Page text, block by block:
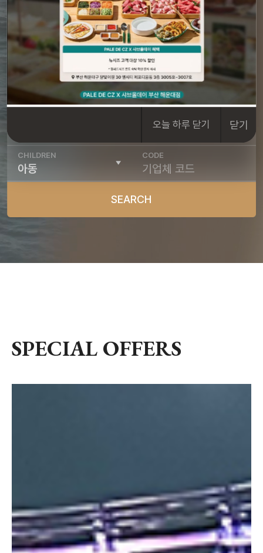
CHECK IN CHECK OUT
ADULT
CHILDREN CODE
SEARCH
오늘 하루 닫기 닫기
SPECIAL OFFERS